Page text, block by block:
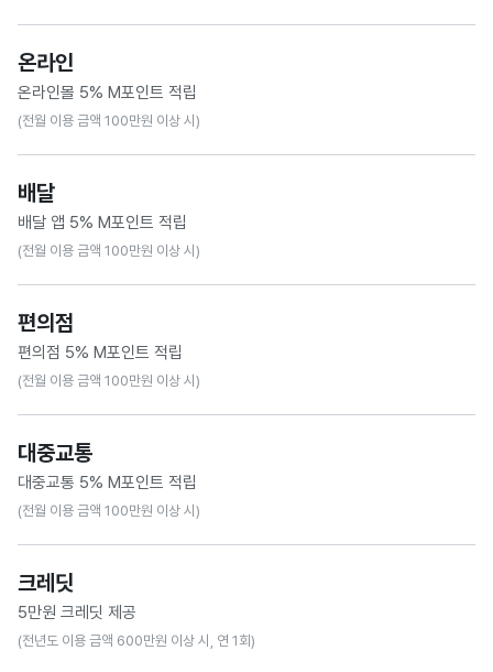
온라인
온라인몰 5% M포인트 적립
(전월 이용 금액 100만원 이상 시)
· 온라인몰 : 네이버플러스 스토어, 쿠팡, 무신사, KREAM
· 배달 앱 : 배달의민족, 쿠팡이츠, 요기요
배달
배달 앱 5% M포인트 적립
(전월 이용 금액 100만원 이상 시)
· 온라인몰 : 네이버플러스 스토어, 쿠팡, 무신사, KREAM
· 배달 앱 : 배달의민족, 쿠팡이츠, 요기요
편의점
편의점 5% M포인트 적립
(전월 이용 금액 100만원 이상 시)
· 온라인몰 : 네이버플러스 스토어, 쿠팡, 무신사, KREAM
· 배달 앱 : 배달의민족, 쿠팡이츠, 요기요
대중교통
대중교통 5% M포인트 적립
(전월 이용 금액 100만원 이상 시)
· 온라인몰 : 네이버플러스 스토어, 쿠팡, 무신사, KREAM
· 배달 앱 : 배달의민족, 쿠팡이츠, 요기요
크레딧
5만원 크레딧 제공
(전년도 이용 금액 600만원 이상 시, 연 1회)